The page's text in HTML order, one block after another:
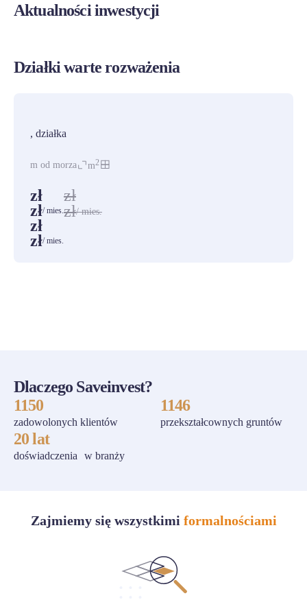
Aktualności inwestycji
Działki warte rozważenia
, działka
m od morza m2
zł
zł/ mies.
zł
zł/ mies.
zł
zł/ mies.
Dlaczego Saveinvest?
1150
zadowolonych klientów
1146
przekształcownych gruntów
20 lat
doświadczenia w branży
Zajmiemy się wszystkimi formalnościami